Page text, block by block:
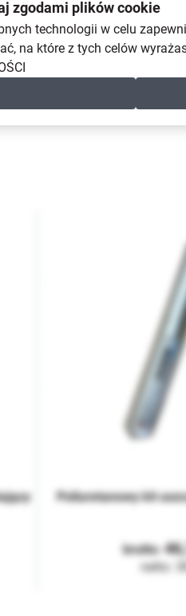
Poliuretanowy kit
zgodami plików cookie
technologii w celu
na które z tych celów